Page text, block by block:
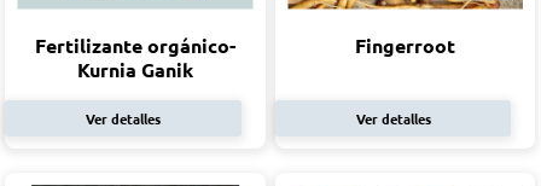
Fertilizante orgánico-
Kurnia Ganik
Ver detalles
Fingerroot
Ver detalles